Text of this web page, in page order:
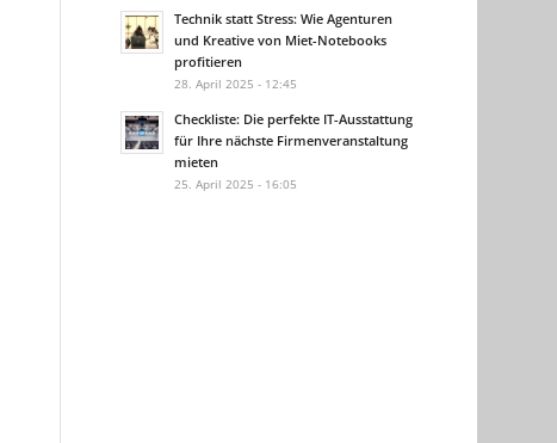
Technik statt Stress: Wie Agenturen
und Kreative von Miet-Notebooks
profitieren
28. April 2025 - 12:45
Checkliste: Die perfekte IT-Ausstattung
für Ihre nächste Firmenveranstaltung
mieten
25. April 2025 - 16:05